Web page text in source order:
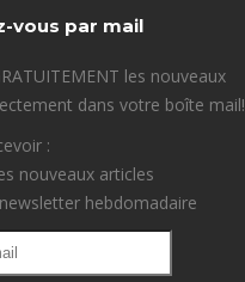
vous par mail
les nouveaux
dans votre boîte mail!
:
nouveaux articles
hebdomadaire